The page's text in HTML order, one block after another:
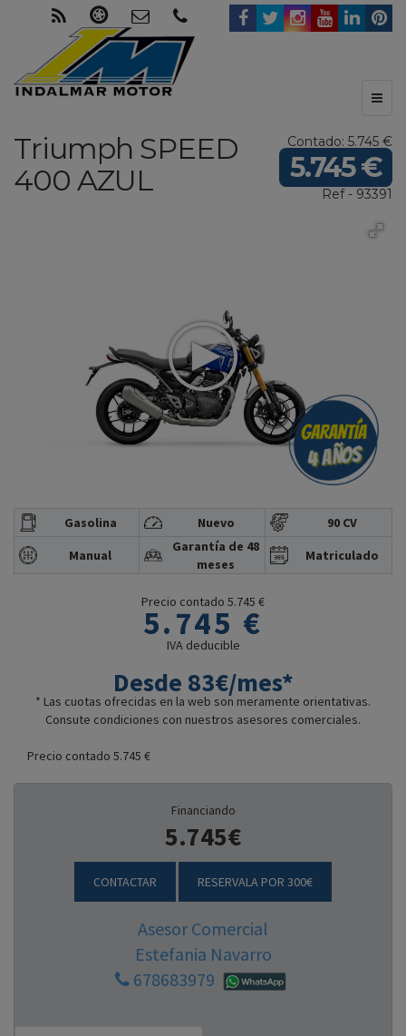
Contado: 5.745 €
5.745 €
Ref - 93391
Triumph SPEED
400 AZUL
Gasolina Nuevo
90 CV
Manual
Garantía de 48
meses
Matriculado
Precio contado 5.745 €
5.745 €
IVA deducible
Desde 83€/mes*
* Las cuotas ofrecidas en la web son meramente orientativas.
Consute condiciones con nuestros asesores comerciales.
Precio contado 5.745 €
Financiando
5.745€
CONTACTAR RESERVALA POR 300€
Asesor Comercial
Estefania Navarro
678683979